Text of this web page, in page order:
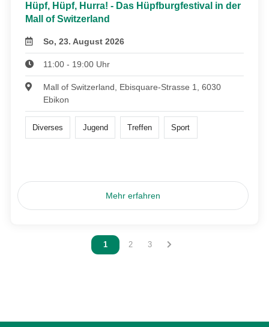
Hüpf, Hüpf, Hurra! - Das Hüpfburgfestival in der
Mall of Switzerland
So, 23. August 2026
11:00 - 19:00 Uhr
Mall of Switzerland, Ebisquare-Strasse 1, 6030
Ebikon
Diverses Jugend Treffen Sport
Mehr erfahren
Vous êtes sur la page
1 Vous êtes sur la page
2 Vous êtes sur la page
3